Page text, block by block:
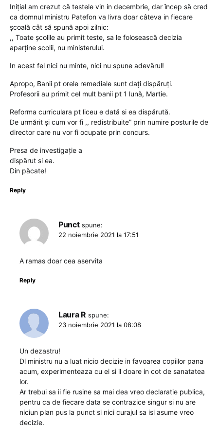
Inițial am crezut că testele vin in decembrie, dar încep să cred
ca domnul ministru Patefon va livra doar câteva in fiecare
școală cât să spună apoi zilnic:
,, Toate școlile au primit teste, sa le folosească decizia
aparține scolii, nu ministerului.
In acest fel nici nu minte, nici nu spune adevărul!
Apropo, Banii pt orele remediale sunt dați dispăruți.
Profesorii au primit cel mult banii pt 1 lună, Martie.
Reforma curriculara pt liceu e dată si ea dispărută.
De urmărit și cum vor fi ,, redistribuite” prin numire posturile de
director care nu vor fi ocupate prin concurs.
Presa de investigație a
dispărut si ea.
Din păcate!
Reply
Punct spune:
22 noiembrie 2021 la 17:51
A ramas doar cea aservita
Reply
Laura R spune:
23 noiembrie 2021 la 08:08
Un dezastru!
Dl ministru nu a luat nicio decizie in favoarea copiilor pana
acum, experimenteaza cu ei si il doare in cot de sanatatea
lor.
Ar trebui sa ii fie rusine sa mai dea vreo declaratie publica,
pentru ca de fiecare data se contrazice singur si nu are
niciun plan pus la punct si nici curajul sa isi asume vreo
decizie.